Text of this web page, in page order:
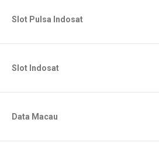
Slot Pulsa Indosat
Slot Indosat
Data Macau